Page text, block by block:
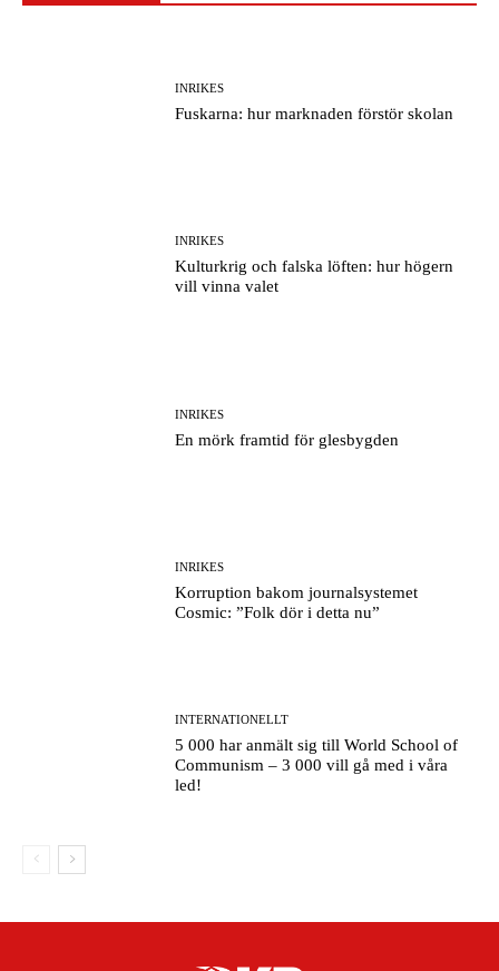
INRIKES
Fuskarna: hur marknaden förstör skolan
INRIKES
Kulturkrig och falska löften: hur högern
vill vinna valet
INRIKES
En mörk framtid för glesbygden
INRIKES
Korruption bakom journalsystemet
Cosmic: ”Folk dör i detta nu”
INTERNATIONELLT
5 000 har anmält sig till World School of
Communism – 3 000 vill gå med i våra
led!